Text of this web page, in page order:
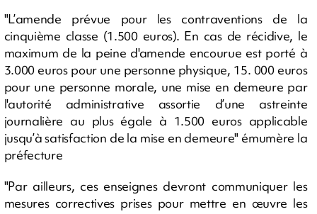
"L’amende prévue pour les contraventions de la
cinquième classe (1.500 euros). En cas de récidive, le
maximum de la peine d'amende encourue est porté à
3.000 euros pour une personne physique, 15. 000 euros
pour une personne morale, une mise en demeure par
l'autorité administrative assortie d’une astreinte
journalière au plus égale à 1.500 euros applicable
jusqu’à satisfaction de la mise en demeure" émumère la
préfecture
"Par ailleurs, ces enseignes devront communiquer les
mesures correctives prises pour mettre en œuvre les